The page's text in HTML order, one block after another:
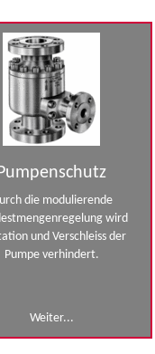
Pumpenschutz
die modulierende
wird
und Verschleiss der
Pumpe verhindert.
Weiter...